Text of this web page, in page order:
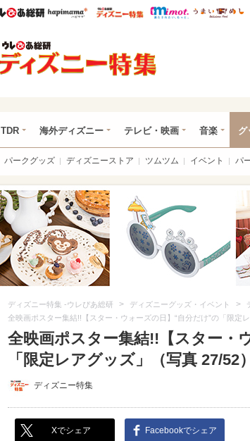
ウレぴあ総研ハピママ* ウレぴあ総研 ディズ
mimot.
TDR 海外ディズニー テレビ・映画 音楽 グ
パークグッズ ディズニーストア ツムツム イベント パ
ディズニー特集 -ウレぴあ総研 > ディズニーグッズ・イベント >
全映画ポスター集結!!【スター・ウォーズの日】“自分だけ”の「限定レ
全映画ポスター集結!!【スター・
「限定レアグッズ」（写真 27/52）
ディズニー特集
Xでシェア Facebookでシェア